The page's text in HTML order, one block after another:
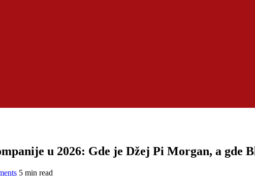
u 2026: Gde je Džej Pi Morgan, a gde
5 min read